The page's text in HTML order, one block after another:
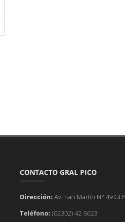
CONTACTO GRAL PICO
Dirección: Av. San Martín N° 49
Teléfono: (02302) 42-5623